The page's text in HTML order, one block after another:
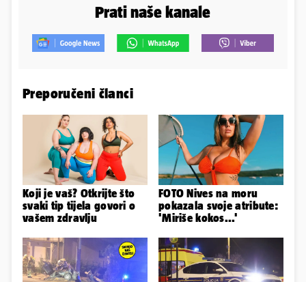
Prati naše kanale
Preporučeni članci
Koji je vaš? Otkrijte što
svaki tip tijela govori o
vašem zdravlju
FOTO Nives na moru
pokazala svoje atribute:
'Miriše kokos...'